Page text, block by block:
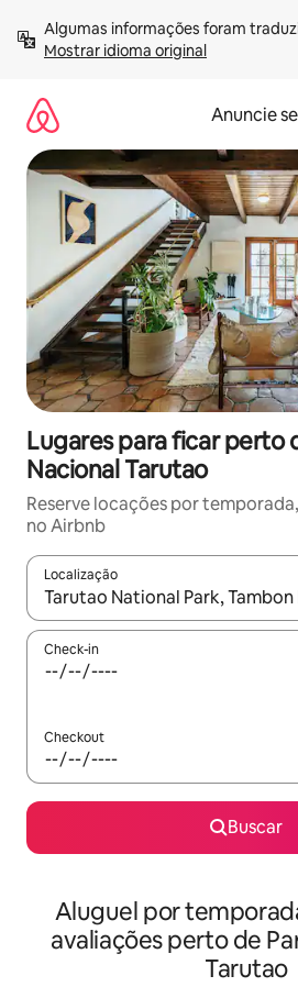
para
Mostrar idioma original
Anuncie
Lugares para ficar perto
Nacional Tarutao
Reserve locações por
no Airbnb
Localização
Quando os resultados estiverem
Check-in
Checkout
Buscar
Aluguel por
avaliações perto de
Tarutao